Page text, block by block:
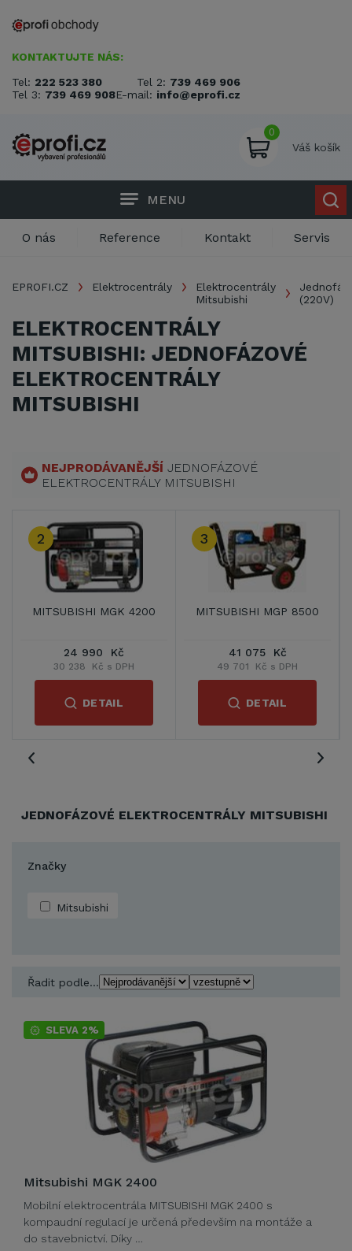
KONTAKTUJTE NÁS:
Tel: 222 523 380 Tel 2: 739 469 906
Tel 3: 739 469 908E-mail: info@eprofi.cz
0
Váš košík
MENU
O nás Reference Kontakt Servis
EPROFI.CZ Elektrocentrály
Elektrocentrály
Mitsubishi
(220V)
ELEKTROCENTRÁLY
MITSUBISHI: JEDNOFÁZOVÉ
ELEKTROCENTRÁLY
MITSUBISHI
NEJPRODÁVANĚJŠÍ JEDNOFÁZOVÉ
ELEKTROCENTRÁLY MITSUBISHI
2
MITSUBISHI MGK 4200
24 990 Kč
30 238 Kč s DPH
DETAIL
3
MITSUBISHI MGP 8500
41 075 Kč
49 701 Kč s DPH
DETAIL
JEDNOFÁZOVÉ ELEKTROCENTRÁLY MITSUBISHI
Značky
Mitsubishi
Řadit podle...
SLEVA 2%
Mitsubishi MGK 2400
Mobilní elektrocentrála MITSUBISHI MGK 2400 s
kompaudní regulací je určená především na montáže a
do stavebnictví. Díky …